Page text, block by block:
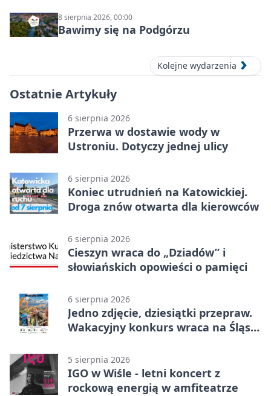
8 sierpnia 2026, 00:00
Bawimy się na Podgórzu
Kolejne wydarzenia
Ostatnie Artykuły
6 sierpnia 2026
Przerwa w dostawie wody w
Ustroniu. Dotyczy jednej ulicy
6 sierpnia 2026
Koniec utrudnień na Katowickiej.
Droga znów otwarta dla kierowców
6 sierpnia 2026
Cieszyn wraca do „Dziadów” i
słowiańskich opowieści o pamięci
6 sierpnia 2026
Jedno zdjęcie, dziesiątki przepraw.
Wakacyjny konkurs wraca na Śląsk
5 sierpnia 2026
IGO w Wiśle - letni koncert z
rockową energią w amfiteatrze